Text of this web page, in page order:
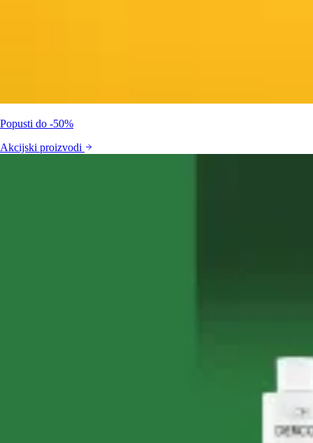
Popusti do -50%
Akcijski proizvodi